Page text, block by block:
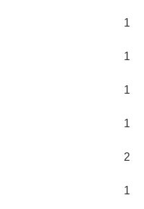
1
1
1
1
2
1